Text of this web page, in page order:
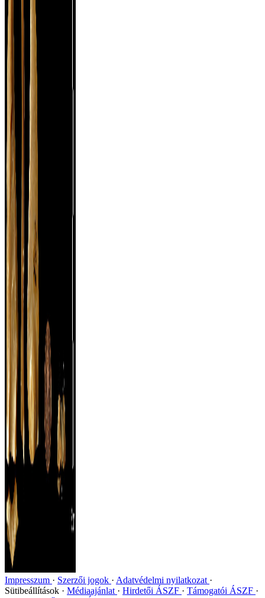
Impresszum Szerzői jogok
Adatvédelmi nyilatkozat
Sütibeállítások
Médiaajánlat Hirdetői ÁSZF
Támogatói ÁSZF